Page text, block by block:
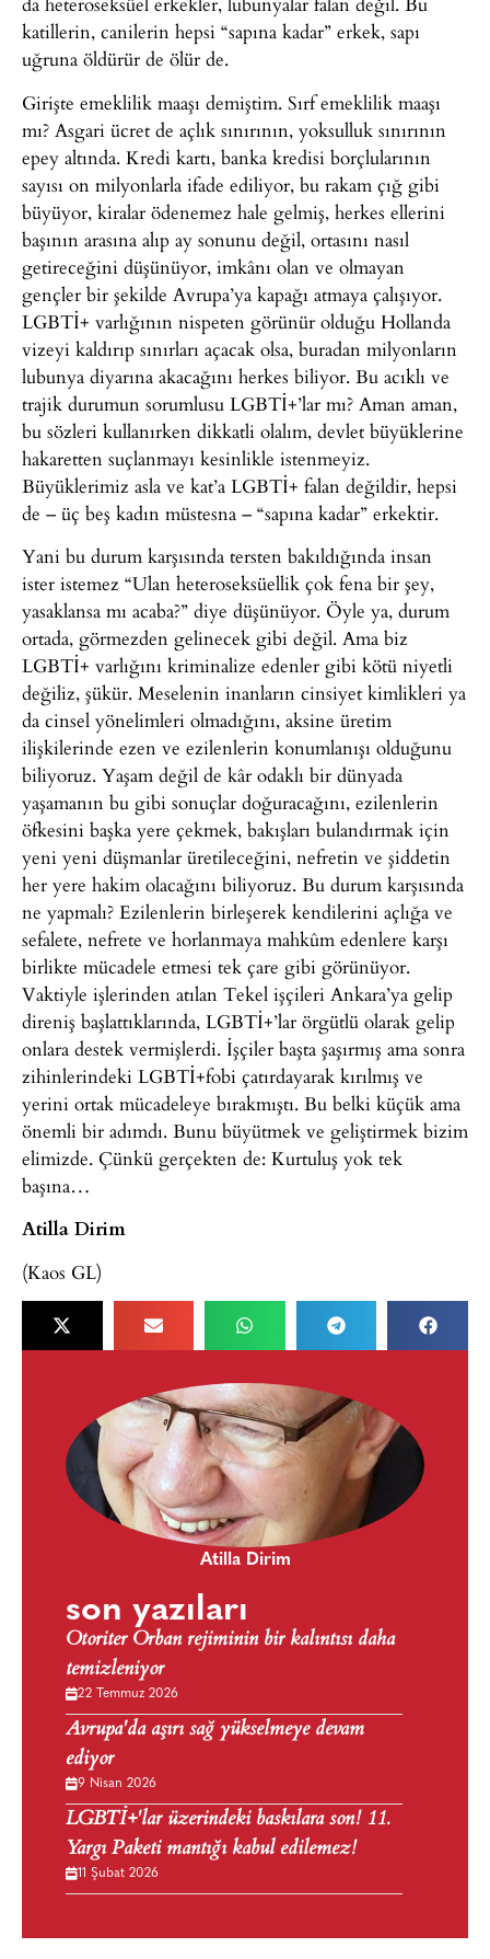
katillerin, canilerin hepsi “sapına kadar” erkek, sapı
uğruna öldürür de ölür de.
Girişte emeklilik maaşı demiştim. Sırf emeklilik maaşı
mı? Asgari ücret de açlık sınırının, yoksulluk sınırının
epey altında. Kredi kartı, banka kredisi borçlularının
sayısı on milyonlarla ifade ediliyor, bu rakam çığ gibi
büyüyor, kiralar ödenemez hale gelmiş, herkes ellerini
başının arasına alıp ay sonunu değil, ortasını nasıl
getireceğini düşünüyor, imkânı olan ve olmayan
gençler bir şekilde Avrupa’ya kapağı atmaya çalışıyor.
LGBTİ+ varlığının nispeten görünür olduğu Hollanda
vizeyi kaldırıp sınırları açacak olsa, buradan milyonların
lubunya diyarına akacağını herkes biliyor. Bu acıklı ve
trajik durumun sorumlusu LGBTİ+’lar mı? Aman aman,
bu sözleri kullanırken dikkatli olalım, devlet büyüklerine
hakaretten suçlanmayı kesinlikle istenmeyiz.
Büyüklerimiz asla ve kat’a LGBTİ+ falan değildir, hepsi
de – üç beş kadın müstesna – “sapına kadar” erkektir.
Yani bu durum karşısında tersten bakıldığında insan
ister istemez “Ulan heteroseksüellik çok fena bir şey,
yasaklansa mı acaba?” diye düşünüyor. Öyle ya, durum
ortada, görmezden gelinecek gibi değil. Ama biz
LGBTİ+ varlığını kriminalize edenler gibi kötü niyetli
değiliz, şükür. Meselenin inanların cinsiyet kimlikleri ya
da cinsel yönelimleri olmadığını, aksine üretim
ilişkilerinde ezen ve ezilenlerin konumlanışı olduğunu
biliyoruz. Yaşam değil de kâr odaklı bir dünyada
yaşamanın bu gibi sonuçlar doğuracağını, ezilenlerin
öfkesini başka yere çekmek, bakışları bulandırmak için
yeni yeni düşmanlar üretileceğini, nefretin ve şiddetin
her yere hakim olacağını biliyoruz. Bu durum karşısında
ne yapmalı? Ezilenlerin birleşerek kendilerini açlığa ve
sefalete, nefrete ve horlanmaya mahkûm edenlere karşı
birlikte mücadele etmesi tek çare gibi görünüyor.
Vaktiyle işlerinden atılan Tekel işçileri Ankara’ya gelip
direniş başlattıklarında, LGBTİ+’lar örgütlü olarak gelip
onlara destek vermişlerdi. İşçiler başta şaşırmış ama sonra
zihinlerindeki LGBTİ+fobi çatırdayarak kırılmış ve
yerini ortak mücadeleye bırakmıştı. Bu belki küçük ama
önemli bir adımdı. Bunu büyütmek ve geliştirmek bizim
elimizde. Çünkü gerçekten de: Kurtuluş yok tek
başına…
Atilla Dirim
(Kaos GL)
Atilla Dirim
son yazıları
Otoriter Orban rejiminin bir kalıntısı daha
temizleniyor
22 Temmuz 2026
Avrupa'da aşırı sağ yükselmeye devam
ediyor
9 Nisan 2026
LGBTİ+'lar üzerindeki baskılara son! 11.
Yargı Paketi mantığı kabul edilemez!
11 Şubat 2026